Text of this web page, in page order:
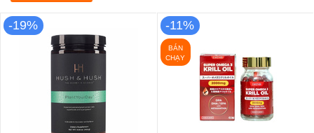
-19% -11%
BÁN
CHẠY